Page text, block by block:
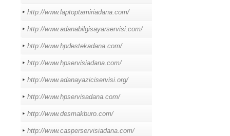
http://www.laptoptamiriadana.com/
http://www.adanabilgisayarservisi.com/
http://www.hpdestekadana.com/
http://www.hpservisiadana.com/
http://www.adanayaziciservisi.org/
http://www.hpservisadana.com/
http://www.desmakburo.com/
http://www.casperservisiadana.com/